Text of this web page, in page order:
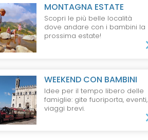
MONTAGNA ESTATE
Scopri le più belle località
dove andare con i bambini la
prossima estate!
WEEKEND CON BAMBINI
Idee per il tempo libero delle
famiglie: gite fuoriporta, eventi,
viaggi brevi.